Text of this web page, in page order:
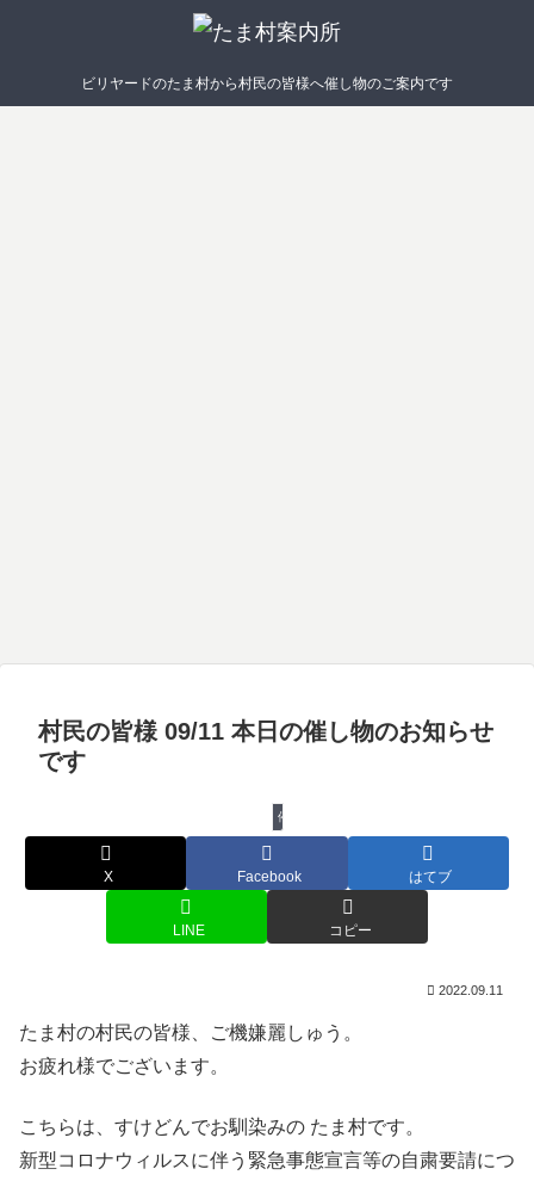
ビリヤードのたま村から村民の皆様へ催し物のご案内です
村民の皆様 09/11 本日の催し物のお知らせ
です
催し物
X Facebook はてブ
LINE コピー
2022.09.11
たま村の村民の皆様、ご機嫌麗しゅう。
お疲れ様でございます。
こちらは、すけどんでお馴染みの たま村です。
新型コロナウィルスに伴う緊急事態宣言等の自粛要請につ